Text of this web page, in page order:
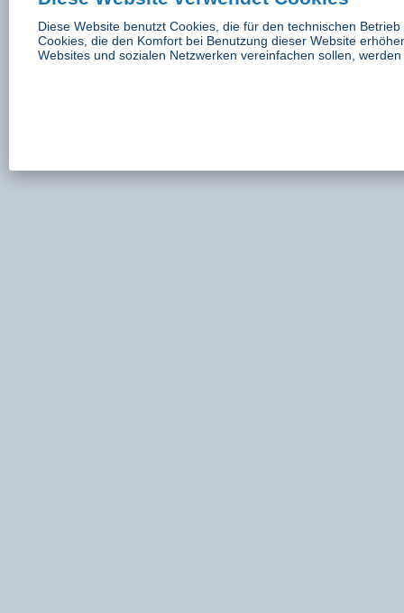
Diese Website benutzt Cookies, die für den technischen
Cookies, die den Komfort bei Benutzung dieser Website
Websites und sozialen Netzwerken vereinfachen sollen,